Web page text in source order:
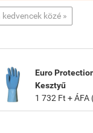
kedvencek közé »
Euro
Kesztyű
1 732 Ft + ÁFA